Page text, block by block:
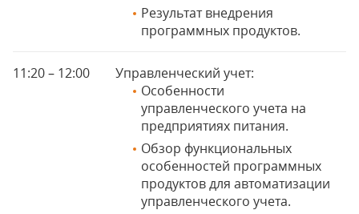
Результат внедрения
программных продуктов.
11:20 – 12:00
Управленческий учет:
Особенности
управленческого учета на
предприятиях питания.
Обзор функциональных
особенностей программных
продуктов для автоматизации
управленческого учета.